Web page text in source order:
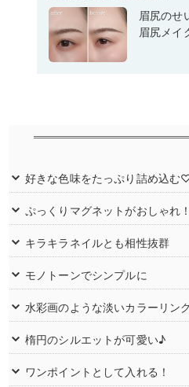
眉尻のせ
眉尻メイ
好きな色味をたっぷり詰め込む
ぷっくりマグネットがおしゃれ！
キラキラネイルとも相性抜群
モノトーンでシンプルに
水彩画のような淡いカラーリン
楕円のシルエットが可愛い♪
ワンポイントとして入れる！